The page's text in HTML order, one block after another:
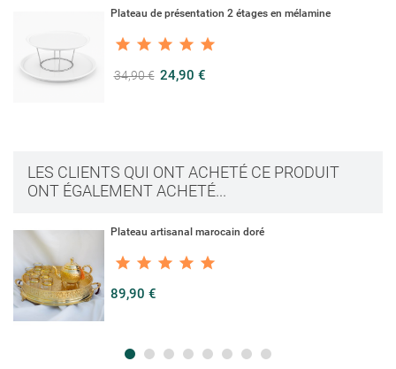
Plateau de présentation 2 étages en mélamine
34,90 € 24,90 €
LES CLIENTS QUI ONT ACHETÉ CE PRODUIT
ONT ÉGALEMENT ACHETÉ...
Plateau artisanal marocain doré
89,90 €